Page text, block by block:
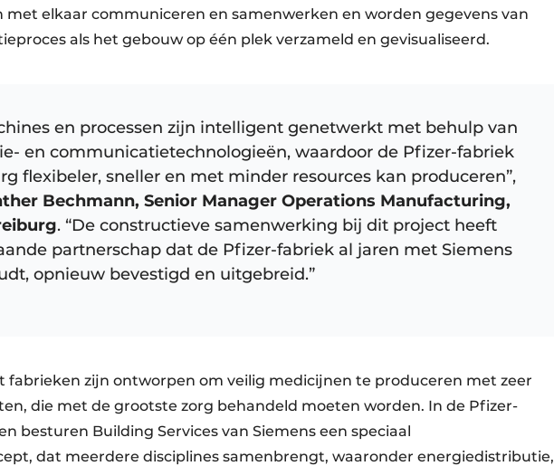
met elkaar communiceren en samenwerken en worden gegevens van
als het gebouw op één plek verzameld en gevisualiseerd.
en processen zijn intelligent genetwerkt met behulp van
en communicatietechnologieën, waardoor de Pfizer-fabriek
flexibeler, sneller en met minder resources kan produceren”,
Bechmann, Senior Manager Operations Manufacturing,
. “De constructieve samenwerking bij dit project heeft
partnerschap dat de Pfizer-fabriek al jaren met Siemens
opnieuw bevestigd en uitgebreid.”
fabrieken zijn ontworpen om veilig medicijnen te produceren met zeer
die met de grootste zorg behandeld moeten worden. In de Pfizer-
besturen Building Services van Siemens een speciaal
dat meerdere disciplines samenbrengt, waaronder energiedistributie,